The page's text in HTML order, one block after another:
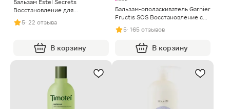
Бальзам Estel Secrets
Восстановление для
поврежденных волос 200мл
5· 22 отзыва
В корзину
Бальзам-ополаскиватель Garnier
Fructis SOS Восстановление с
кератином Блеск и легкое
расчесывание для
поврежденных волос 387мл
5· 165 отзывов
В корзину